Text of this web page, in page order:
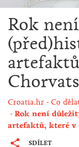
Rok
Croatia.hr Co
Rok není
artefaktů, které v
SDÍLET